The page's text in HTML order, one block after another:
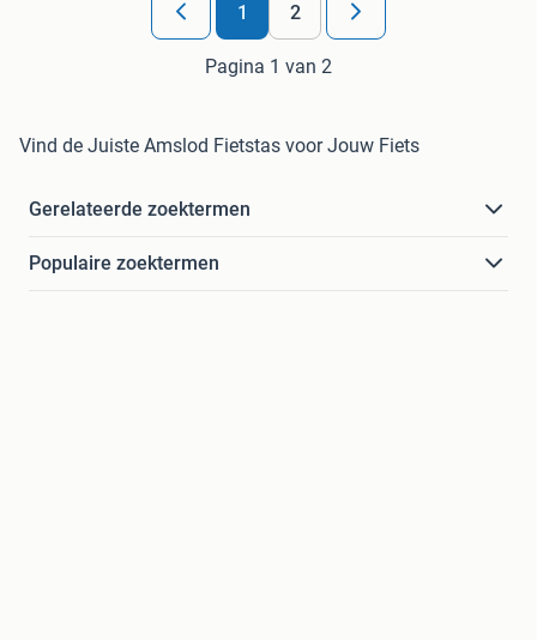
1 2
Pagina 1 van 2
Vind de Juiste Amslod Fietstas voor Jouw Fiets
Gerelateerde zoektermen
Populaire zoektermen